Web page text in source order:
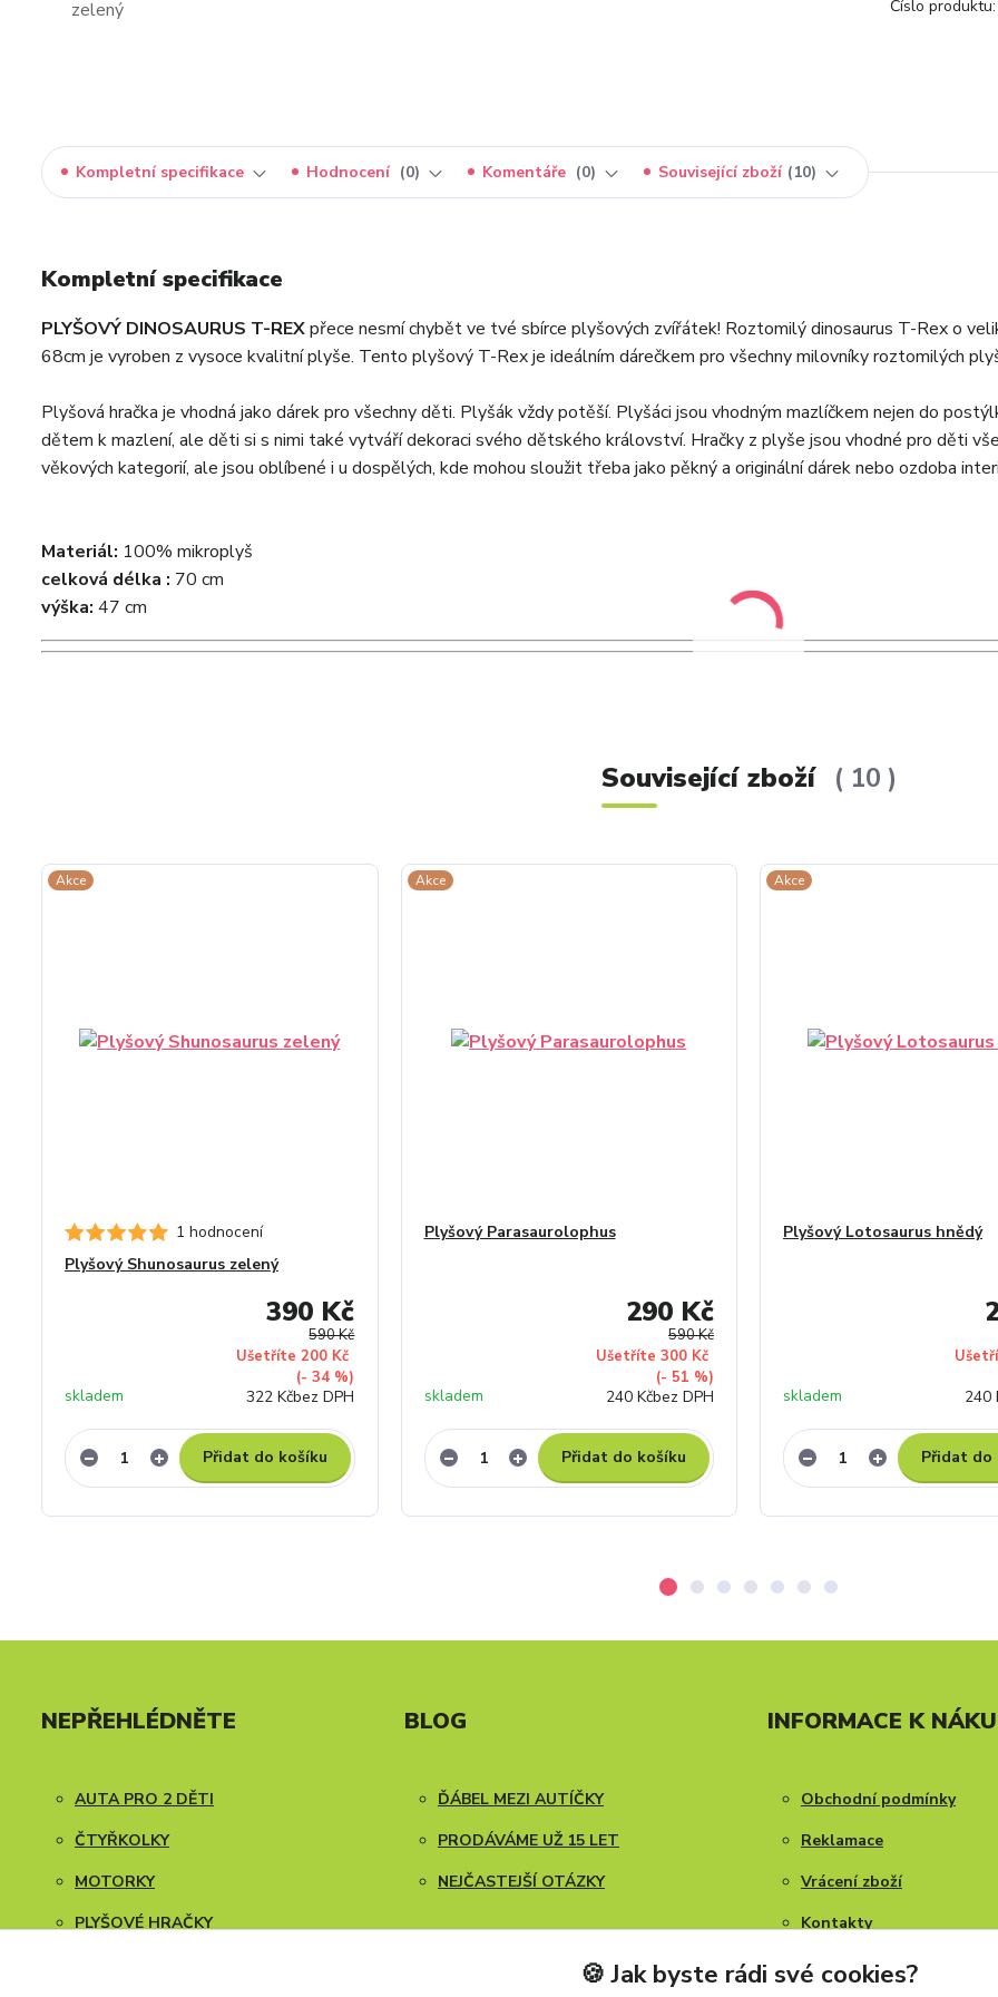
Číslo produktu:
Kompletní specifikace Hodnocení 0 Komentáře 0 Související zboží 10
Kompletní specifikace
PLYŠOVÝ DINOSAURUS T-REXpřece nesmí chybět ve tvé sbírce plyšových zvířátek! Roztomilý dinosaurus T-Rex o
68cm je vyroben z vysoce kvalitní plyše. Tento plyšový T-Rex je ideálním dárečkem pro všechny milovníky roztomilých
Plyšová hračka je vhodná jako dárek pro všechny děti. Plyšák vždy potěší. Plyšáci jsou vhodným mazlíčkem nejen do
dětem k mazlení, ale děti si s nimi také vytváří dekoraci svého dětského království. Hračky z plyše jsou vhodné pro děti
věkových kategorií, ale jsou oblíbené i u dospělých, kde mohou sloužit třeba jako pěkný a originální dárek nebo ozdoba
Materiál: 100% mikroplyš
celková délka : 70 cm
výška: 47 cm
Související zboží 10
Akce
1 hodnocení
Plyšový Shunosaurus zelený
590 Kč
Ušetříte 200 Kč
(- 34 %)
390 Kč
322 Kčbez DPH
skladem
Přidat do košíku
Akce
Plyšový Parasaurolophus
590 Kč
Ušetříte 300 Kč
(- 51 %)
290 Kč
240 Kčbez DPH
skladem
Přidat do košíku
Akce
Plyšový Lotosaurus hnědý
240
skladem
Přidat do
NEPŘEHLÉDNĚTE
AUTA PRO 2 DĚTI
ČTYŘKOLKY
MOTORKY
PLYŠOVÉ HRAČKY
BLOG
ĎÁBEL MEZI AUTÍČKY
PRODÁVÁME UŽ 15 LET
NEJČASTEJŠÍ OTÁZKY
INFORMACE K
Obchodní podmínky
Reklamace
Vrácení zboží
Kontakty
Blog
🍪 Jak byste rádi své cookies?